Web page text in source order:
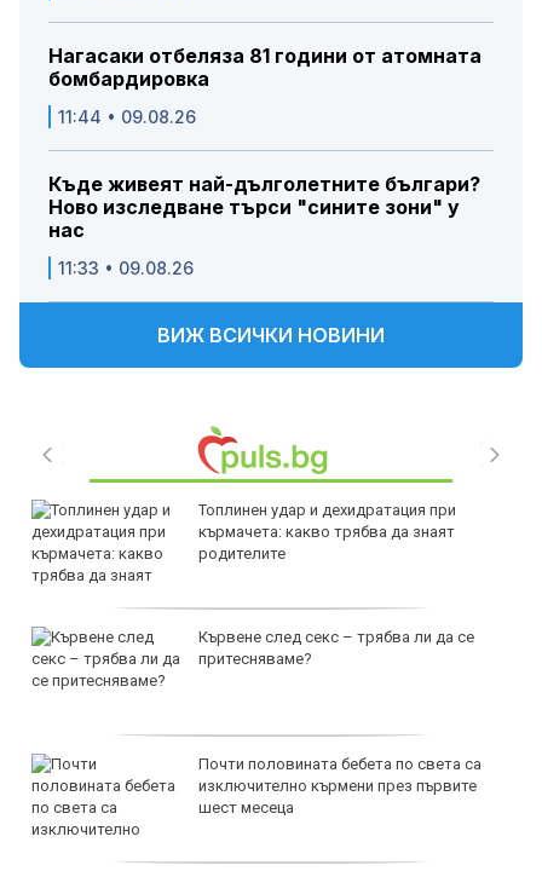
Нагасаки отбеляза 81 години от атомната
бомбардировка
11:44 • 09.08.26
Къде живеят най-дълголетните българи?
Ново изследване търси "сините зони" у
нас
11:33 • 09.08.26
ВИЖ ВСИЧКИ НОВИНИ
Топлинен удар и дехидратация при
кърмачета: какво трябва да знаят
родителите
Кървене след секс – трябва ли да се
притесняваме?
Почти половината бебета по света са
изключително кърмени през първите
шест месеца